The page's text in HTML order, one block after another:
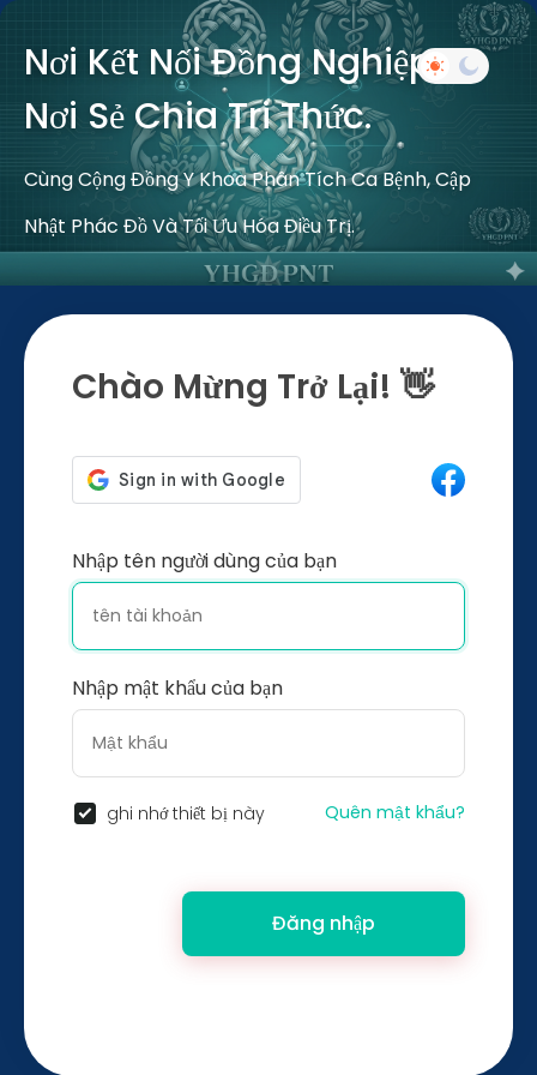
Nơi Kết Nối Đồng Nghiệp –
Nơi Sẻ Chia Tri Thức.
Cùng Cộng Đồng Y Khoa Phân Tích Ca Bệnh, Cập
Nhật Phác Đồ Và Tối Ưu Hóa Điều Trị.
Chào Mừng Trở Lại! 👋
Nhập tên người dùng của bạn
Nhập mật khẩu của bạn
ghi nhớ thiết bị này Quên mật khẩu?
Đăng nhập